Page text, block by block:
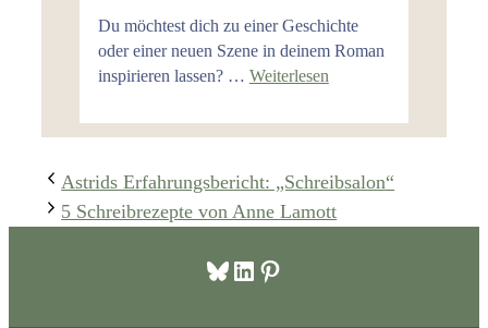
Du möchtest dich zu einer Geschichte
oder einer neuen Szene in deinem Roman
inspirieren lassen? … Weiterlesen
Astrids Erfahrungsbericht: „Schreibsalon“
5 Schreibrezepte von Anne Lamott
Bluesky
LinkedIn
Pinterest